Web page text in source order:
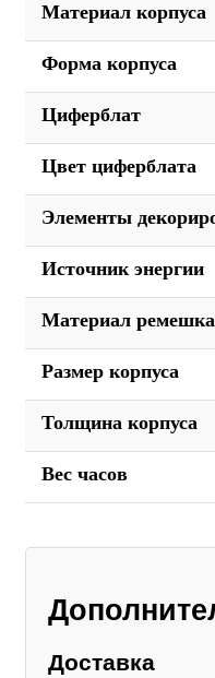
Материал корпуса
Форма корпуса
Циферблат
Цвет циферблата
Элементы
Источник энергии
Материал ремешка
Размер корпуса
Толщина корпуса
Вес часов
Доставка